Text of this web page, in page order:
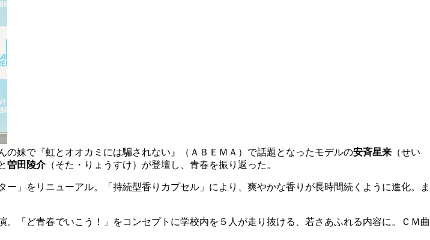
の妹で『虹とオオカミには騙されない』（ＡＢＥＭＡ）で話題となったモデルの安斉星来 （せい
曽田陵介（そた・りょうすけ）が登壇し、青春を振り返った。
」をリニューアル。「持続型香りカプセル」により、爽やかな香りが長時間続くように進化。ま
「ど青春でいこう！」をコンセプトに学校内を５人が走り抜ける、若さあふれる内容に。ＣＭ曲